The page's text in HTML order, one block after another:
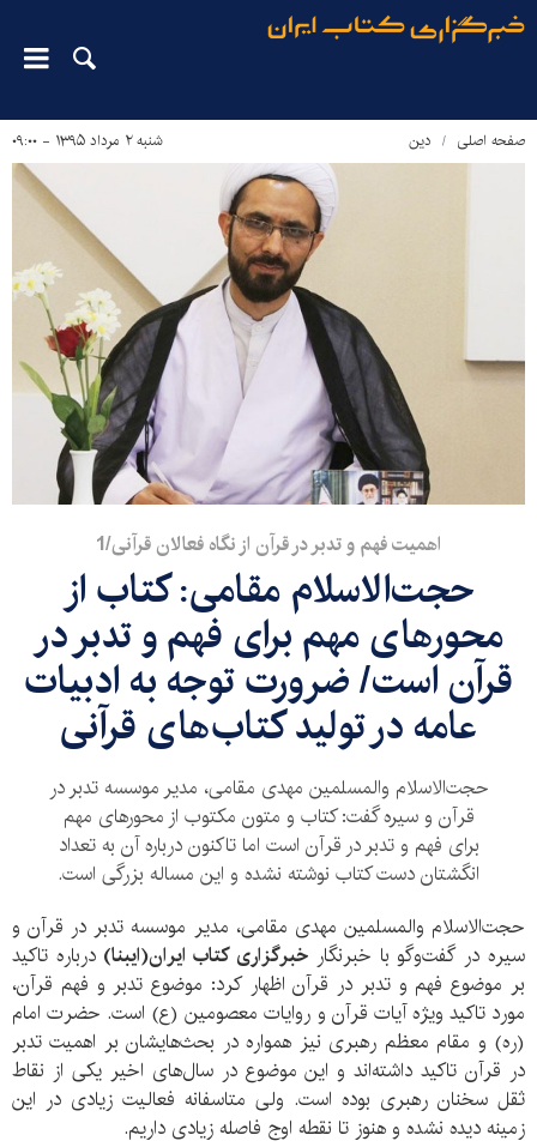
صفحه اصلی دین‌ شنبه ۲ مرداد ۱۳۹۵ - ۰۹:۰۰
اهمیت فهم و تدبر در قرآن از نگاه فعالان قرآنی/1
حجت‌الاسلام مقامی: کتاب از
محورهای مهم برای فهم و تدبر در
قرآن است/ ضرورت توجه به ادبیات
عامه در تولید کتاب‌های قرآنی
حجت‌الاسلام والمسلمین مهدی مقامی، مدیر موسسه تدبر در
قرآن و سیره گفت: کتاب و متون مکتوب از محورهای مهم
برای فهم و تدبر در قرآن است اما تاکنون درباره آن به تعداد
انگشتان دست کتاب نوشته نشده و این مساله بزرگی است.
حجت‌الاسلام والمسلمین مهدی مقامی، مدیر موسسه تدبر در قرآن و
سیره در گفت‌و‌گو با خبرنگار خبرگزاری کتاب ایران(ایبنا)درباره تاکید
بر موضوع فهم و تدبر در قرآن اظهار کرد: موضوع تدبر و فهم قرآن،
مورد تاکید ویژه آیات قرآن و روایات معصومین (ع) است. حضرت امام
(ره) و مقام معظم رهبری نیز همواره در بحث‌هایشان بر اهمیت تدبر
در قرآن تاکید داشته‌اند و این موضوع در سال‌های اخیر یکی از نقاط
ثقل سخنان رهبری بوده است. ولی متاسفانه فعالیت زیادی در این
زمینه دیده نشده و هنوز تا نقطه اوج فاصله زیادی داریم.